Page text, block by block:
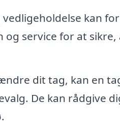
vedligeholdelse kan
service for at
dit tag, kan en
De kan rådgive